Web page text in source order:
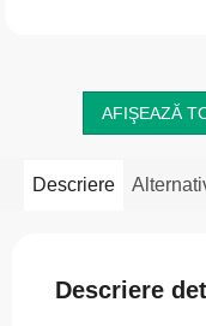
AFIŞEAZĂ
Descriere
Descriere